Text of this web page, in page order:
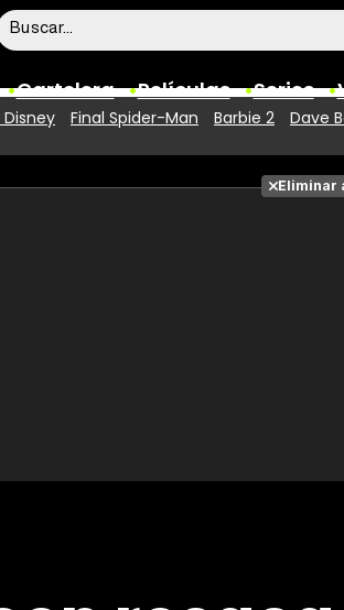
Cartelera Películas Series
Taquilla
Final Spider-Man Barbie 2 Dave
Eliminar